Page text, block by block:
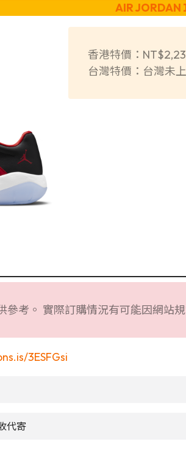
AIR JORDAN
香港特價：
台灣特價：台灣未
參考。 實際訂購情況有可能因網站
3ESFGsi
代寄